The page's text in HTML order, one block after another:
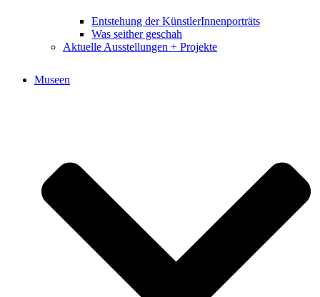
Entstehung der KünstlerInnenporträts
Was seither geschah
Aktuelle Ausstellungen + Projekte
Museen